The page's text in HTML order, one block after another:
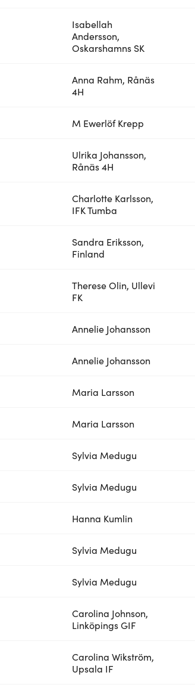
Isabellah
Andersson,
Oskarshamns SK
Anna Rahm, Rånäs
4H
M Ewerlöf Krepp
Ulrika Johansson,
Rånäs 4H
Charlotte Karlsson,
IFK Tumba
Sandra Eriksson,
Finland
Therese Olin, Ullevi
FK
Annelie Johansson
Annelie Johansson
Maria Larsson
Maria Larsson
Sylvia Medugu
Sylvia Medugu
Hanna Kumlin
Sylvia Medugu
Sylvia Medugu
Carolina Johnson,
Linköpings GIF
Carolina Wikström,
Upsala IF